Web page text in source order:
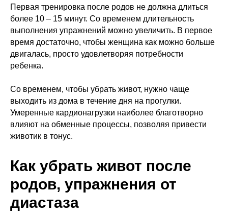
Первая тренировка после родов не должна длиться
более 10 – 15 минут. Со временем длительность
выполнения упражнений можно увеличить. В первое
время достаточно, чтобы женщина как можно больше
двигалась, просто удовлетворяя потребности
ребенка.
Со временем, чтобы убрать живот, нужно чаще
выходить из дома в течение дня на прогулки.
Умеренные кардионагрузки наиболее благотворно
влияют на обменные процессы, позволяя привести
животик в тонус.
Как убрать живот после
родов, упражнения от
диастаза